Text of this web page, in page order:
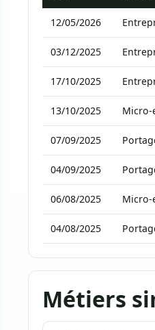
12/05/2026
03/12/2025
17/10/2025
13/10/2025
07/09/2025
04/09/2025
06/08/2025
04/08/2025
Métiers